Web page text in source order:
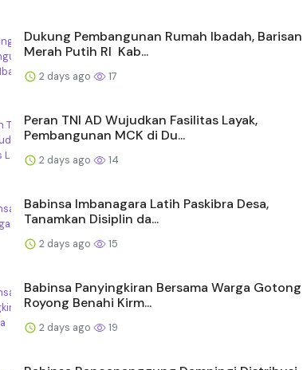
Dukung Pembangunan Rumah Ibadah, Barisan
Merah Putih RI Kab...
2 days ago 17
Peran TNI AD Wujudkan Fasilitas Layak,
Pembangunan MCK di Du...
2 days ago 14
Babinsa Imbanagara Latih Paskibra Desa,
Tanamkan Disiplin da...
2 days ago 15
Babinsa Panyingkiran Bersama Warga Gotong
Royong Benahi Kirm...
2 days ago 19